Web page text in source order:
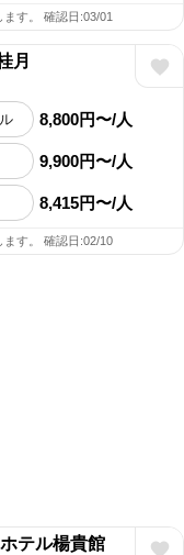
す。 確認日:03/01
月
8,800円〜/人
9,900円〜/人
8,415円〜/人
ます。 確認日:02/10
テル楊貴館